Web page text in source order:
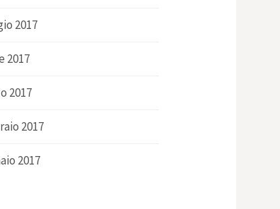
2017
2017
2017
2017
2017